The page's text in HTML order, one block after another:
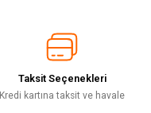
Taksit Seçenekleri
Kredi kartına taksit ve havale